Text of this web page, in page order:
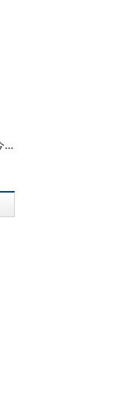
原祖杰：人文危机抑或大学危机：对当今世界人文学科危机的历史反思与前景展望